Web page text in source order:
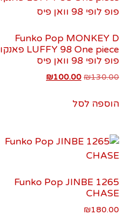
Funko Pop MONKEY D
LUFFY 98 One piece פאנקו
פופ לופי 98 וואן פיס
₪130.00
₪100.00
הוספה לסל
Funko Pop JINBE 1265
CHASE
₪180.00